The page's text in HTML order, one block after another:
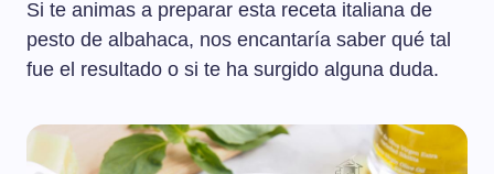
Si te animas a preparar esta receta italiana de
pesto de albahaca, nos encantaría saber qué tal
fue el resultado o si te ha surgido alguna duda.